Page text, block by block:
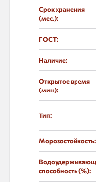
Срок хранения
(мес.):
ГОСТ:
Наличие:
Открытое время
(мин):
Тип:
Морозостойкость:
способность (%):